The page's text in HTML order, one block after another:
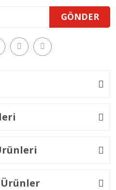
GÖNDER
Ürünler